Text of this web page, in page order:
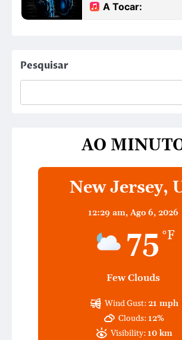
Pesquisar
AO
New Jersey,
12:29 am, Ago 6, 2026
75 °F
Few Clouds
Wind Gust:21 mph
Clouds: 12%
Visibility: 10 km